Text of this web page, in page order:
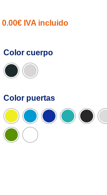
0.00€ IVA incluido
Color cuerpo
Color puertas